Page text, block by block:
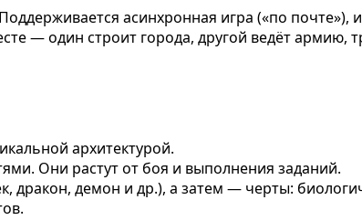
асинхронная игра («по почте»),
— один строит города, другой ведёт армию,
архитектурой.
Они растут от боя и выполнения заданий.
дракон, демон и др.), а затем — черты: